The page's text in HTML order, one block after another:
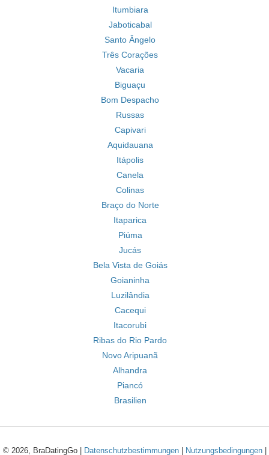
Itumbiara
Jaboticabal
Santo Ângelo
Três Corações
Vacaria
Biguaçu
Bom Despacho
Russas
Capivari
Aquidauana
Itápolis
Canela
Colinas
Braço do Norte
Itaparica
Piúma
Jucás
Bela Vista de Goiás
Goianinha
Luzilândia
Cacequi
Itacorubi
Ribas do Rio Pardo
Novo Aripuanã
Alhandra
Piancó
Brasilien
© 2026, BraDatingGo | Datenschutzbestimmungen| Nutzungsbedingungen|